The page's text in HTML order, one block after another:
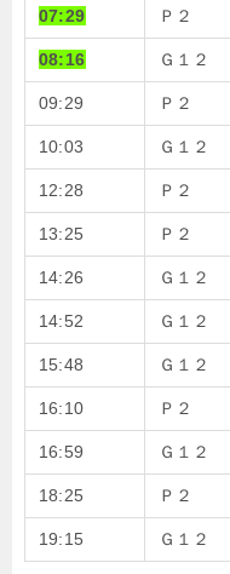
07:29 Ｐ２
08:16 Ｇ１２
09:29 Ｐ２
10:03 Ｇ１２
12:28 Ｐ２
13:25 Ｐ２
14:26 Ｇ１２
14:52 Ｇ１２
15:48 Ｇ１２
16:10 Ｐ２
16:59 Ｇ１２
18:25 Ｐ２
19:15 Ｇ１２